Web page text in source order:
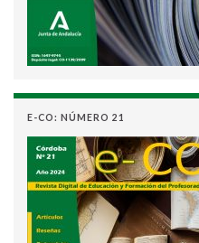
E-CO: NÚMERO 21